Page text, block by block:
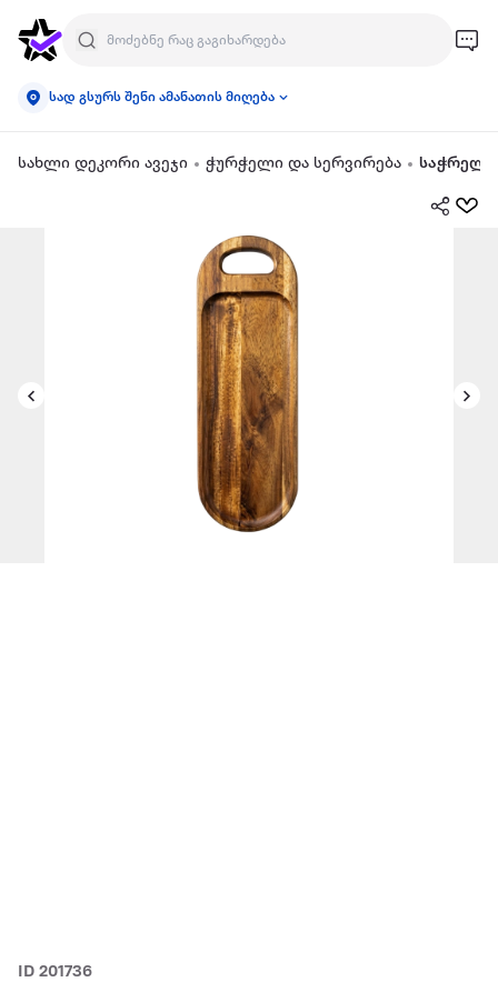
სად გსურს შენი ამანათის მიღება
სახლი დეკორი ავეჯი ჭურჭელი და სერვირება
ID 201736